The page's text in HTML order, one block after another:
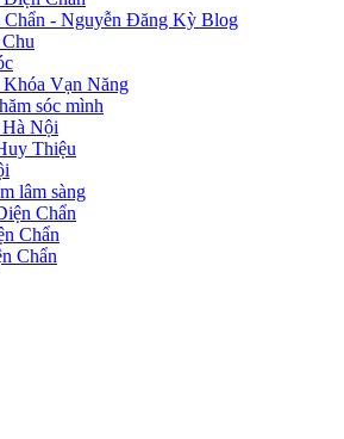
Chẩn - Nguyễn Đăng Kỳ Blog
Khóa Vạn Năng
sóc mình
Nội
Thiệu
lâm sàng
Chẩn
Chẩn
Chẩn